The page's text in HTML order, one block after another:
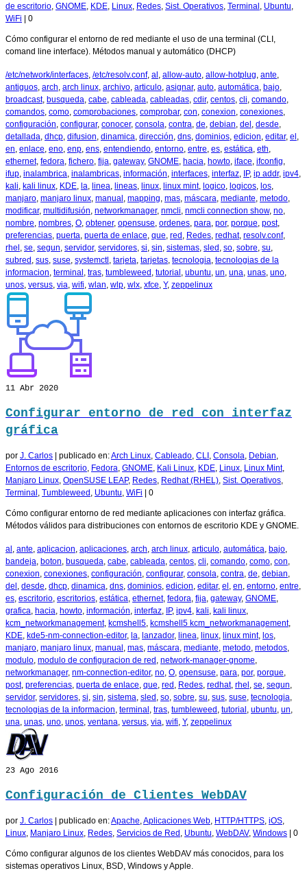
de escritorio GNOME KDE Linux Redes Sist. Operativos Terminal Ubuntu
WiFi | 0
Cómo configurar el entorno de red mediante el uso de una terminal (CLI,
comand line interface). Métodos manual y automático (DHCP)
/etc/network/interfaces /etc/resolv.conf, al allow-auto allow-hotplug ante
antiguos arch arch linux archivo articulo asignar, auto automática bajo
broadcast, busqueda cabe cableada cableadas cdir, centos cli comando
comandos como comprobaciones comprobar, con conexion conexiones
configuración configurar, conocer, consola contra de debian del desde
detallada dhcp difusion dinamica dirección dns dominios edicion editar, el
en enlace eno enp ens entendiendo entorno entre es estática eth
ethernet, fedora fichero fija gateway, GNOME hacia howto iface ifconfig
ifup inalambrica inalambricas información interfaces interfaz IP, ip addr, ipv4
kali kali linux KDE la linea lineas linux linux mint, logico logicos los
manjaro manjaro linux manual mapping mas máscara mediante metodo
modificar, multidifusión networkmanager, nmcli nmcli connection show, no
nombre nombres O obtener, opensuse ordenes para por, porque post,
preferencias puerta puerta de enlace que red Redes redhat, resolv.conf,
rhel se segun servidor, servidores si sin sistemas sled so sobre su
subred sus suse systemctl tarjeta tarjetas tecnologia tecnologias de la
informacion terminal tras tumbleweed tutorial ubuntu un una unas uno
unos versus via wifi wlan wlp wlx xfce Y, zeppelinux
11 Abr 2020
Configurar entorno de red con interfaz
gráfica
por J. Carlos | publicado en:Arch Linux Cableado CLI Consola Debian
Entornos de escritorio Fedora GNOME Kali Linux KDE Linux Linux Mint,
Manjaro Linux OpenSUSE LEAP, Redes Redhat (RHEL) Sist. Operativos
Terminal Tumbleweed Ubuntu WiFi | 0
Cómo configurar entorno de red mediante aplicaciones con interfaz gráfica.
Métodos válidos para distribuciones con entornos de escritorio KDE y GNOME.
al ante aplicacion aplicaciones arch arch linux articulo automática bajo
bandeja boton busqueda cabe cableada centos cli comando como con
conexion conexiones configuración configurar, consola contra de debian
del desde dhcp dinamica dns dominios edicion editar, el en entorno entre
es escritorio escritorios estática ethernet, fedora fija gateway, GNOME
grafica hacia howto información interfaz IP, ipv4 kali kali linux
kcm_networkmanagement, kcmshell5 kcmshell5 kcm_networkmanagement,
KDE kde5-nm-connection-editor, la lanzador, linea linux linux mint, los
manjaro manjaro linux manual mas máscara mediante metodo metodos
modulo modulo de configuracion de red network-manager-gnome
networkmanager, nm-connection-editor, no O opensuse para por, porque
post, preferencias puerta de enlace que red Redes redhat, rhel se segun
servidor, servidores si sin sistema sled so sobre su sus suse tecnologia
tecnologias de la informacion terminal tras tumbleweed tutorial ubuntu un
una unas uno unos ventana versus via wifi Y, zeppelinux
23 Ago 2016
Configuración de Clientes WebDAV
por J. Carlos | publicado en:Apache Aplicaciones Web HTTP/HTTPS iOS
Linux Manjaro Linux Redes Servicios de Red Ubuntu WebDAV, Windows | 0
Cómo configurar algunos de los clientes WebDAV más conocidos, para los
sistemas operativos Linux, BSD, Windows y Apple.